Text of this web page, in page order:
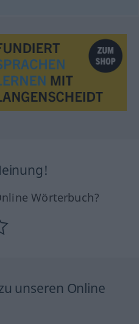
Wörterbuch?
unseren Online